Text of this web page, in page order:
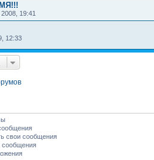
19:41
12:33
свои сообщения
сообщения